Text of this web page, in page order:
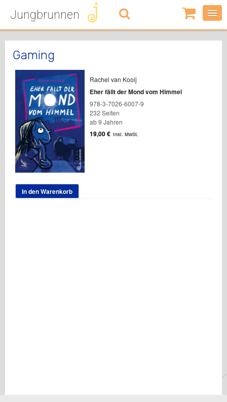
Jungbrunnen
0
Artikel
-
Gaming
Rachel van Kooij
Eher fällt der Mond vom Himmel
978-3-7026-6007-9
232 Seiten
ab 9 Jahren
19,00€ inkl. MwSt.
In den Warenkorb